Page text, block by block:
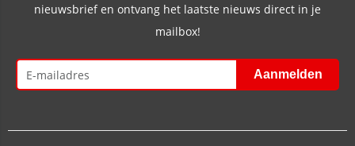
nieuwsbrief en ontvang het laatste nieuws direct in je
mailbox!